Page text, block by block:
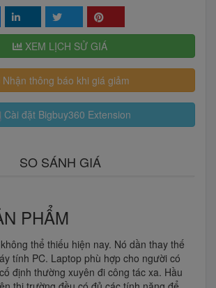
XEM LỊCH SỬ GIÁ
Nhận thông báo khi giá giảm
Cài đặt Bigbuy360 Extension
SO SÁNH GIÁ
PHẨM
thể thiếu hiện nay. Nó dần thay thế
tính PC. Laptop phù hợp cho người có
định thường xuyên đi công tác xa. Hầu